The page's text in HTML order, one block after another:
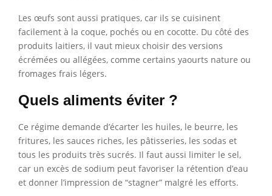
Les œufs sont aussi pratiques, car ils se cuisinent
facilement à la coque, pochés ou en cocotte. Du côté des
produits laitiers, il vaut mieux choisir des versions
écrémées ou allégées, comme certains yaourts nature ou
fromages frais légers.
Quels aliments éviter ?
Ce régime demande d’écarter les huiles, le beurre, les
fritures, les sauces riches, les pâtisseries, les sodas et
tous les produits très sucrés. Il faut aussi limiter le sel,
car un excès de sodium peut favoriser la rétention d’eau
et donner l’impression de “stagner” malgré les efforts.